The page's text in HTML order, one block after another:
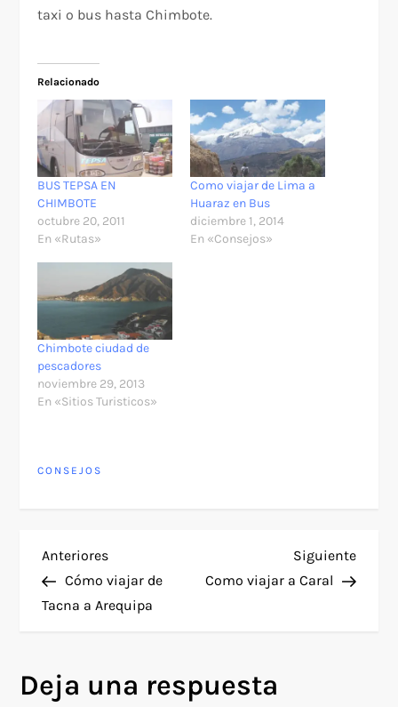
taxi o bus hasta Chimbote.
Relacionado
BUS TEPSA EN
CHIMBOTE
octubre 20, 2011
En «Rutas»
Como viajar de Lima a
Huaraz en Bus
diciembre 1, 2014
En «Consejos»
Chimbote ciudad de
pescadores
noviembre 29, 2013
En «Sitios Turisticos»
CONSEJOS
N
a
e
Entrada
anterior
Anteriores
Cómo viajar de
Tacna a Arequipa
Siguiente
Como viajar a Caral
Deja una respuesta